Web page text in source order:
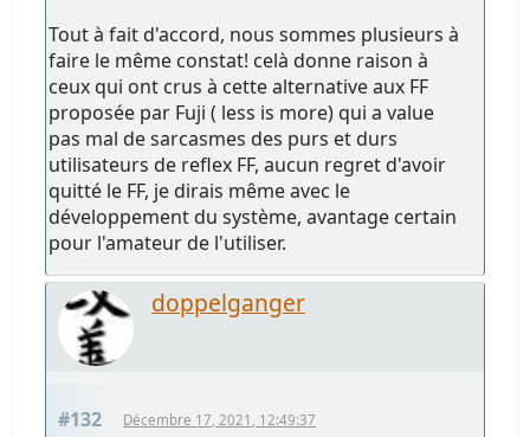
Tout à fait d'accord, nous sommes plusieurs à
faire le même constat! celà donne raison à
ceux qui ont crus à cette alternative aux FF
proposée par Fuji ( less is more) qui a value
pas mal de sarcasmes des purs et durs
utilisateurs de reflex FF, aucun regret d'avoir
quitté le FF, je dirais même avec le
développement du système, avantage certain
pour l'amateur de l'utiliser.
doppelganger
#132 Décembre 17, 2021, 12:49:37